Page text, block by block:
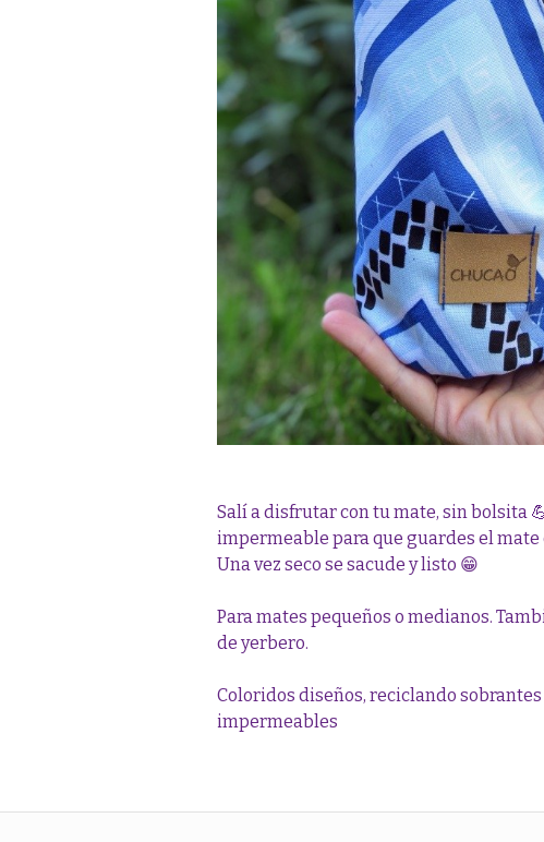
Salí a disfrutar con tu mate, sin bolsita
impermeable para que guardes el mate
Una vez seco se sacude y listo 😁
Para mates pequeños o medianos.
de yerbero.
Coloridos diseños, reciclando
impermeables